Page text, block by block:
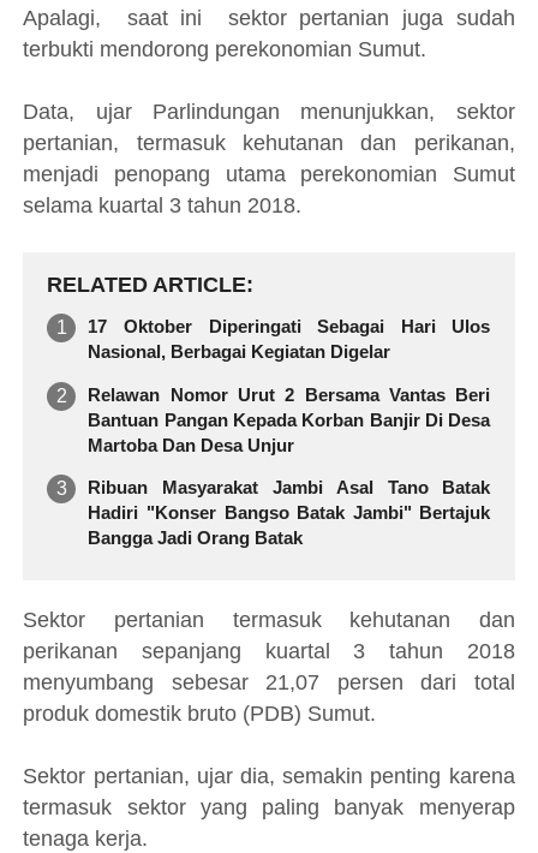
Apalagi, saat ini sektor pertanian juga sudah
terbukti mendorong perekonomian Sumut.
Data, ujar Parlindungan menunjukkan, sektor
pertanian, termasuk kehutanan dan perikanan,
menjadi penopang utama perekonomian Sumut
selama kuartal 3 tahun 2018.
RELATED ARTICLE
17 Oktober Diperingati Sebagai Hari Ulos
Nasional, Berbagai Kegiatan Digelar
Relawan Nomor Urut 2 Bersama Vantas Beri
Bantuan Pangan Kepada Korban Banjir Di Desa
Martoba Dan Desa Unjur
Ribuan Masyarakat Jambi Asal Tano Batak
Hadiri "Konser Bangso Batak Jambi" Bertajuk
Bangga Jadi Orang Batak
Sektor pertanian termasuk kehutanan dan
perikanan sepanjang kuartal 3 tahun 2018
menyumbang sebesar 21,07 persen dari total
produk domestik bruto (PDB) Sumut.
Sektor pertanian, ujar dia, semakin penting karena
termasuk sektor yang paling banyak menyerap
tenaga kerja.